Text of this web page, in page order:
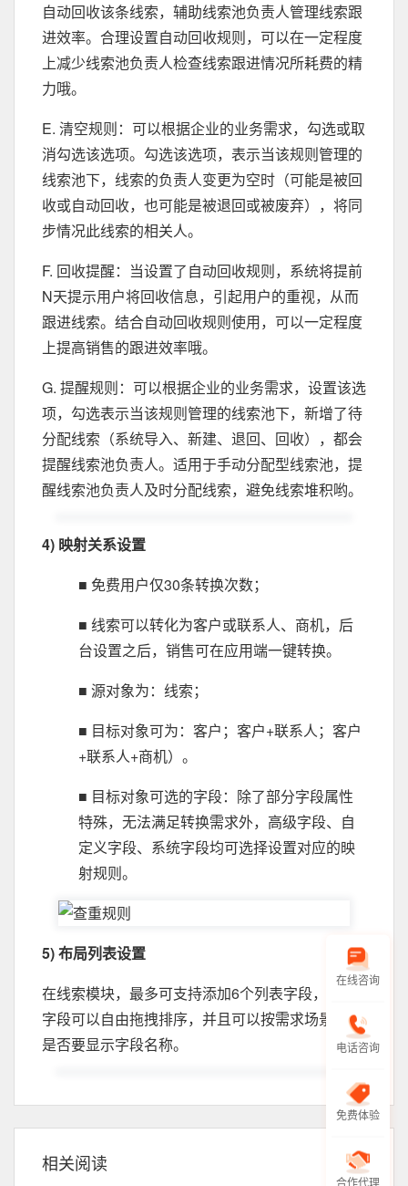
自动回收该条线索，辅助线索池负责人管理线索跟
进效率。合理设置自动回收规则，可以在一定程度
上减少线索池负责人检查线索跟进情况所耗费的精
力哦。
E. 清空规则：可以根据企业的业务需求，勾选或取
消勾选该选项。勾选该选项，表示当该规则管理的
线索池下，线索的负责人变更为空时（可能是被回
收或自动回收，也可能是被退回或被废弃），将同
步情况此线索的相关人。
F. 回收提醒：当设置了自动回收规则，系统将提前
N天提示用户将回收信息，引起用户的重视，从而
跟进线索。结合自动回收规则使用，可以一定程度
上提高销售的跟进效率哦。
G. 提醒规则：可以根据企业的业务需求，设置该选
项，勾选表示当该规则管理的线索池下，新增了待
分配线索（系统导入、新建、退回、回收），都会
提醒线索池负责人。适用于手动分配型线索池，提
醒线索池负责人及时分配线索，避免线索堆积哟。
4) 映射关系设置
■ 免费用户仅30条转换次数；
■ 线索可以转化为客户或联系人、商机，后
台设置之后，销售可在应用端一键转换。
■ 源对象为：线索；
■ 目标对象可为：客户；客户+联系人；客户
+联系人+商机）。
■ 目标对象可选的字段：除了部分字段属性
特殊，无法满足转换需求外，高级字段、自
定义字段、系统字段均可选择设置对应的映
射规则。
5) 布局列表设置
在线索模块，最多可支持添加6个列表字段，所有
字段可以自由拖拽排序，并且可以按需求场景选择
是否要显示字段名称。
相关阅读
在线咨询
电话咨询
免费体验
合作代理